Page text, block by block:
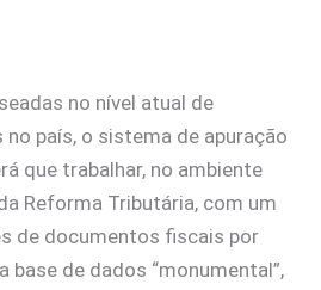
no nível atual de
país, o sistema de apuração
que trabalhar, no ambiente
Reforma Tributária, com um
de documentos fiscais por
base de dados “monumental”,